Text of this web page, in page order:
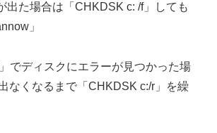
出た場合は「CHKDSK c: /f」しても
」
でディスクにエラーが見つかった場
なくなるまで「CHKDSK c:/r」を繰